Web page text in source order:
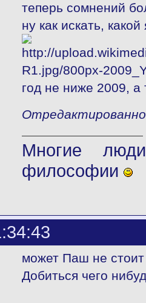
теперь сомнений
ну как искать,
год не ниже 2009, а
Отредактированно
Многие
философии
может Паш не
Добиться чего